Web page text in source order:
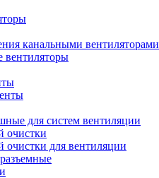
канальными вентиляторами
для систем вентиляции
очистки
очистки для вентиляции